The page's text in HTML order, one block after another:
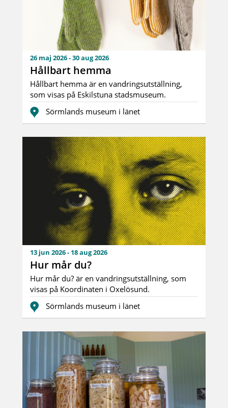
26 maj 2026 - 30 aug 2026
Hållbart hemma
Hållbart hemma är en vandringsutställning,
som visas på Eskilstuna stadsmuseum.
Utställningen vis...
Sörmlands museum i länet
13 jun 2026 - 18 aug 2026
Hur mår du?
Hur mår du? är en vandringsutställning, som
visas på Koordinaten i Oxelösund.
Från melankoli til...
Sörmlands museum i länet